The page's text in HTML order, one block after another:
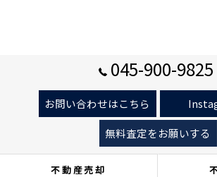
045-900-9825
お問い合わせはこちら
無料査定をお願いする
不動産売却